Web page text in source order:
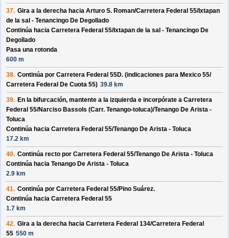
37. Gira a la derecha hacia Arturo S. Roman/Carretera Federal 55/Ixtapan
de la sal - Tenancingo De Degollado
Continúa hacia Carretera Federal 55/Ixtapan de la sal - Tenancingo De
Degollado
Pasa una rotonda
600 m
38. Continúa por Carretera Federal 55D. (indicaciones para Mexico 55/
Carretera Federal De Cuota 55) 39.8 km
39. En la bifurcación, mantente a la izquierda e incorpórate a Carretera
Federal 55/Narciso Bassols (Carr. Tenango-toluca)/Tenango De Arista -
Toluca
Continúa hacia Carretera Federal 55/Tenango De Arista - Toluca
17.2 km
40. Continúa recto por Carretera Federal 55/Tenango De Arista - Toluca
Continúa hacia Tenango De Arista - Toluca
2.9 km
41. Continúa por Carretera Federal 55/Pino Suárez.
Continúa hacia Carretera Federal 55
1.7 km
42. Gira a la derecha hacia Carretera Federal 134/Carretera Federal
55 550 m